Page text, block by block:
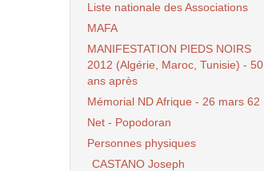
Liste nationale des Associations
MAFA
MANIFESTATION PIEDS NOIRS
2012 (Algérie, Maroc, Tunisie) - 50
ans après
Mémorial ND Afrique - 26 mars 62
Net - Popodoran
Personnes physiques
CASTANO Joseph